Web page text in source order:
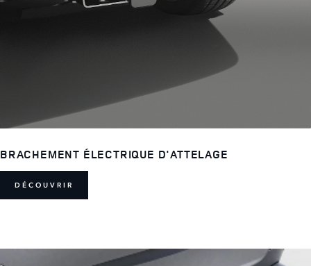
BRACHEMENT ÉLECTRIQUE D'ATTELAGE
DÉCOUVRIR